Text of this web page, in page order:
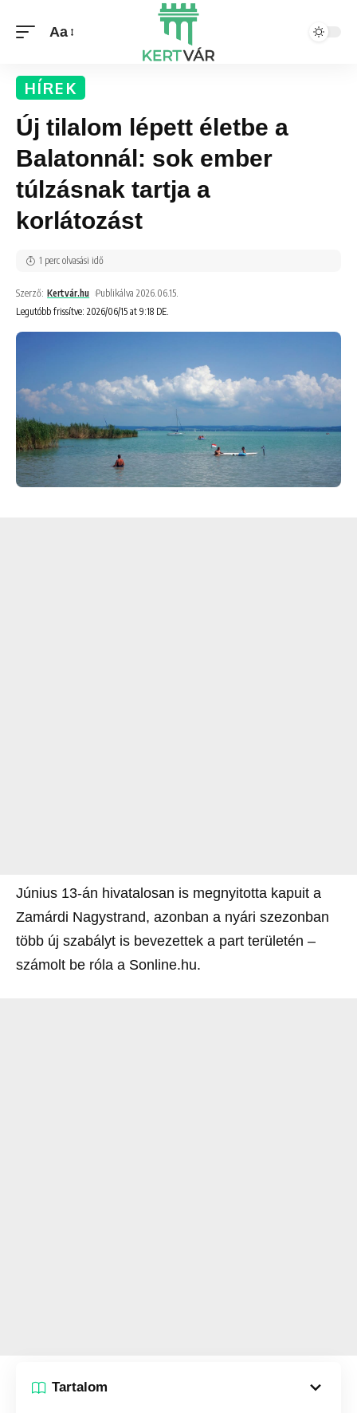
Aa
HÍREK
Új tilalom lépett életbe a
Balatonnál: sok ember
túlzásnak tartja a
korlátozást
Legutóbb frissítve: 2026/06/15 at 9:18 DE.
Szerző: Kertvár.hu Publikálva 2026.06.15.
1 perc olvasási idő
Június 13-án hivatalosan is megnyitotta kapuit a
Zamárdi Nagystrand, azonban a nyári szezonban
több új szabályt is bevezettek a part területén –
számolt be róla a Sonline.hu.
Tartalom